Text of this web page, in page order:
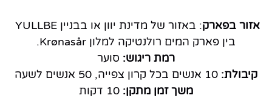
אזור בפארק: באזור של מדינת יוון או בבניין
בין פארק המים רולנטיקה למלון Krønasår.
רמת ריגוש: סוער
קיבולת:
משך זמן מתקן: 10 דקות